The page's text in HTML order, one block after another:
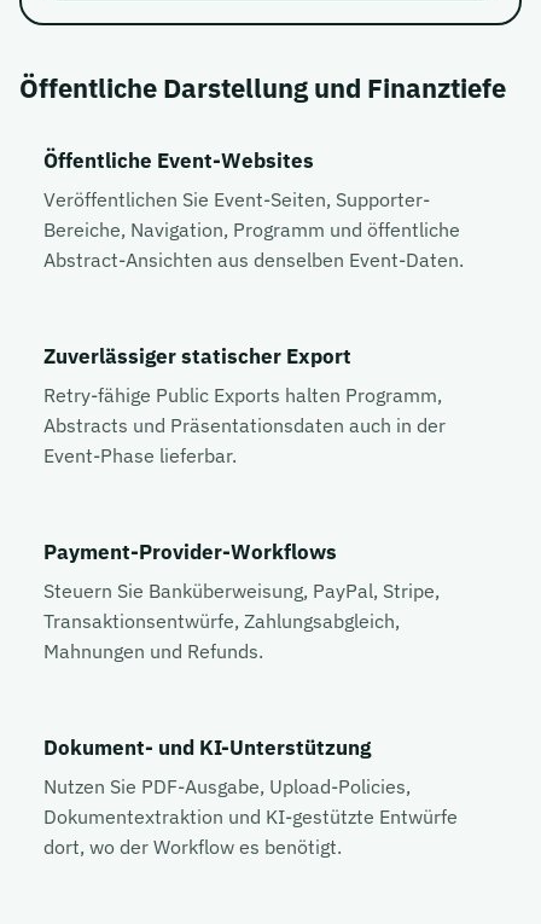
Öffentliche Darstellung und Finanztiefe
Öffentliche Event-Websites
Veröffentlichen Sie Event-Seiten, Supporter-
Bereiche, Navigation, Programm und öffentliche
Abstract-Ansichten aus denselben Event-Daten.
Zuverlässiger statischer Export
Retry-fähige Public Exports halten Programm,
Abstracts und Präsentationsdaten auch in der
Event-Phase lieferbar.
Payment-Provider-Workflows
Steuern Sie Banküberweisung, PayPal, Stripe,
Transaktionsentwürfe, Zahlungsabgleich,
Mahnungen und Refunds.
Dokument- und KI-Unterstützung
Nutzen Sie PDF-Ausgabe, Upload-Policies,
Dokumentextraktion und KI-gestützte Entwürfe
dort, wo der Workflow es benötigt.